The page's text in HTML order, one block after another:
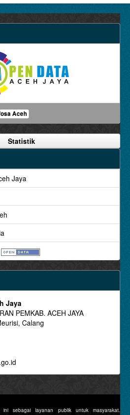
Aceh
Statistik
Jaya
Jaya
PEMKAB. ACEH JAYA
Calang
ini sebagai layanan publik untuk masyarakat.